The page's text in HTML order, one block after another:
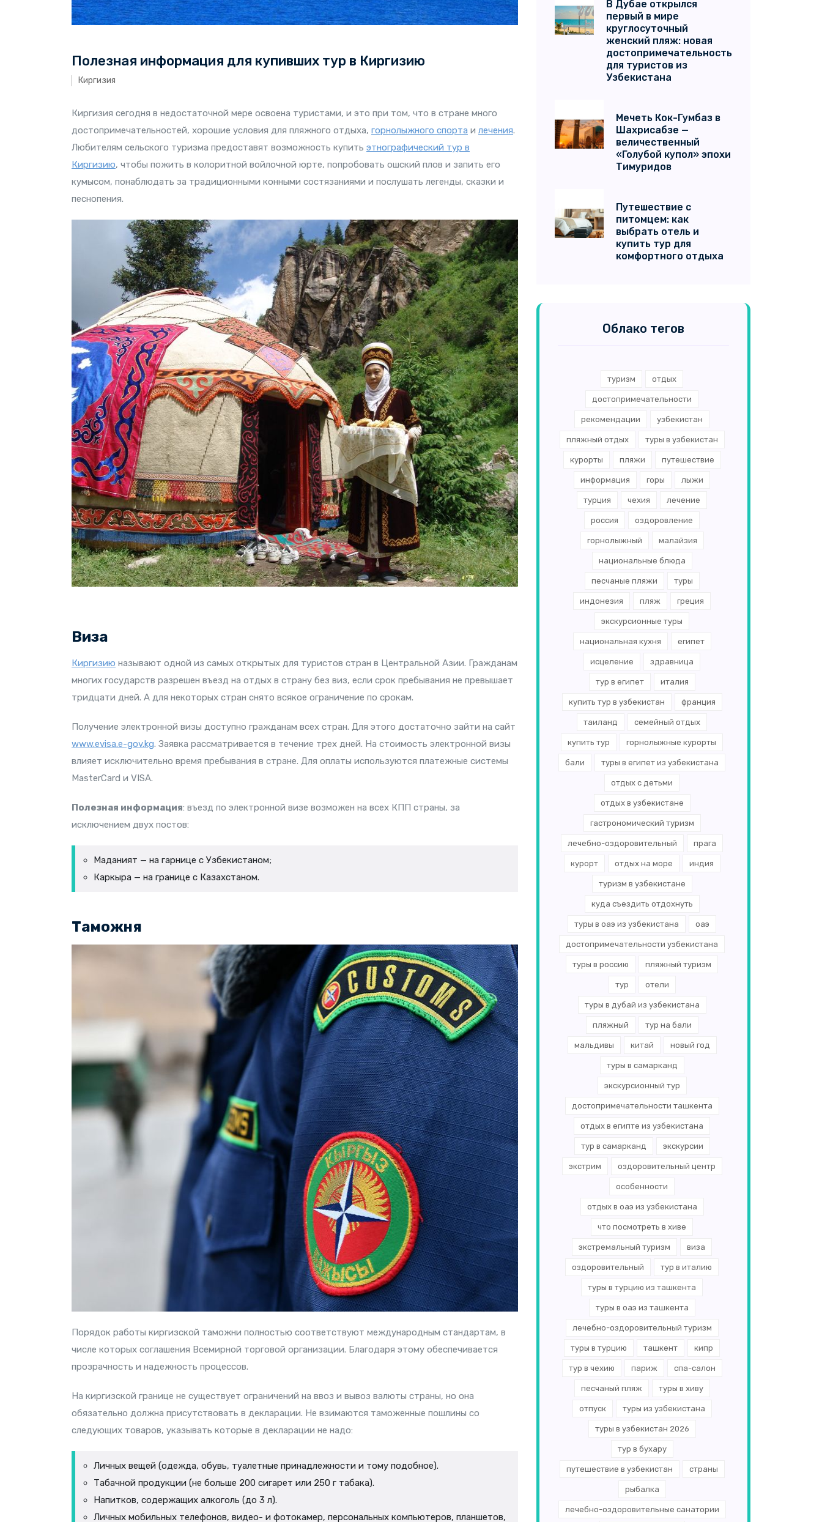
Полезная информация для купивших тур в Киргизию
Киргизия
Киргизия сегодня в недостаточной мере освоена туристами, и это при том, что в стране много
достопримечательностей, хорошие условия для пляжного отдыха, горнолыжного спорта и лечения.
Любителям сельского туризма предоставят возможность купить этнографический тур в
Киргизию, чтобы пожить в колоритной войлочной юрте, попробовать ошский плов и запить его
кумысом, понаблюдать за традиционными конными состязаниями и послушать легенды, сказки и
песнопения.
Виза
Киргизию называют одной из самых открытых для туристов стран в Центральной Азии. Гражданам
многих государств разрешен въезд на отдых в страну без виз, если срок пребывания не превышает
тридцати дней. А для некоторых стран снято всякое ограничение по срокам.
Получение электронной визы доступно гражданам всех стран. Для этого достаточно зайти на сайт
www.evisa.e-gov.kg. Заявка рассматривается в течение трех дней. На стоимость электронной визы
влияет исключительно время пребывания в стране. Для оплаты используются платежные системы
MasterCard и VISA.
Полезная информация: въезд по электронной визе возможен на всех КПП страны, за
исключением двух постов:
Маданият — на гарнице с Узбекистаном;
Каркыра — на границе с Казахстаном.
Таможня
Порядок работы киргизской таможни полностью соответствуют международным стандартам, в
числе которых соглашения Всемирной торговой организации. Благодаря этому обеспечивается
прозрачность и надежность процессов.
На киргизской границе не существует ограничений на ввоз и вывоз валюты страны, но она
обязательно должна присутствовать в декларации. Не взимаются таможенные пошлины со
следующих товаров, указывать которые в декларации не надо:
Личных вещей (одежда, обувь, туалетные принадлежности и тому подобное).
Табачной продукции (не больше 200 сигарет или 250 г табака).
Напитков, содержащих алкоголь (до 3 л).
Личных мобильных телефонов, видео- и фотокамер, персональных компьютеров, планшетов,
В Дубае открылся
первый в мире
круглосуточный
женский пляж: новая
достопримечательность
для туристов из
Узбекистана
Мечеть Кок-Гумбаз в
Шахрисабзе —
величественный
«Голубой купол» эпохи
Тимуридов
Путешествие с
питомцем: как
выбрать отель и
купить тур для
комфортного отдыха
Облако тегов
туризм отдых
достопримечательности
рекомендации узбекистан
пляжный отдых туры в узбекистан
курорты пляжи путешествие
информация горы лыжи
турция чехия лечение
россия оздоровление
горнолыжный малайзия
национальные блюда
песчаные пляжи туры
индонезия пляж греция
экскурсионные туры
национальная кухня египет
исцеление здравница
тур в египет италия
купить тур в узбекистан франция
таиланд семейный отдых
купить тур горнолыжные курорты
бали туры в египет из узбекистана
отдых с детьми
отдых в узбекистане
гастрономический туризм
лечебно-оздоровительный прага
курорт отдых на море индия
туризм в узбекистане
куда съездить отдохнуть
туры в оаэ из узбекистана оаэ
достопримечательности узбекистана
туры в россию пляжный туризм
тур отели
туры в дубай из узбекистана
пляжный тур на бали
мальдивы китай новый год
туры в самарканд
экскурсионный тур
достопримечательности ташкента
отдых в египте из узбекистана
тур в самарканд экскурсии
экстрим оздоровительный центр
особенности
отдых в оаэ из узбекистана
что посмотреть в хиве
экстремальный туризм виза
оздоровительный тур в италию
туры в турцию из ташкента
туры в оаэ из ташкента
лечебно-оздоровительный туризм
туры в турцию ташкент кипр
тур в чехию париж спа-салон
песчаный пляж туры в хиву
отпуск туры из узбекистана
туры в узбекистан 2026
тур в бухару
путешествие в узбекистан страны
рыбалка
лечебно-оздоровительные санатории